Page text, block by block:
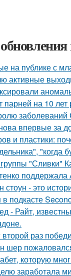
на публике с
активные
парней на 10
впервые за
и пластики:
"когда
"Сливки"
- это
подкасте
- Райт,
раз
шер
которую
заработала